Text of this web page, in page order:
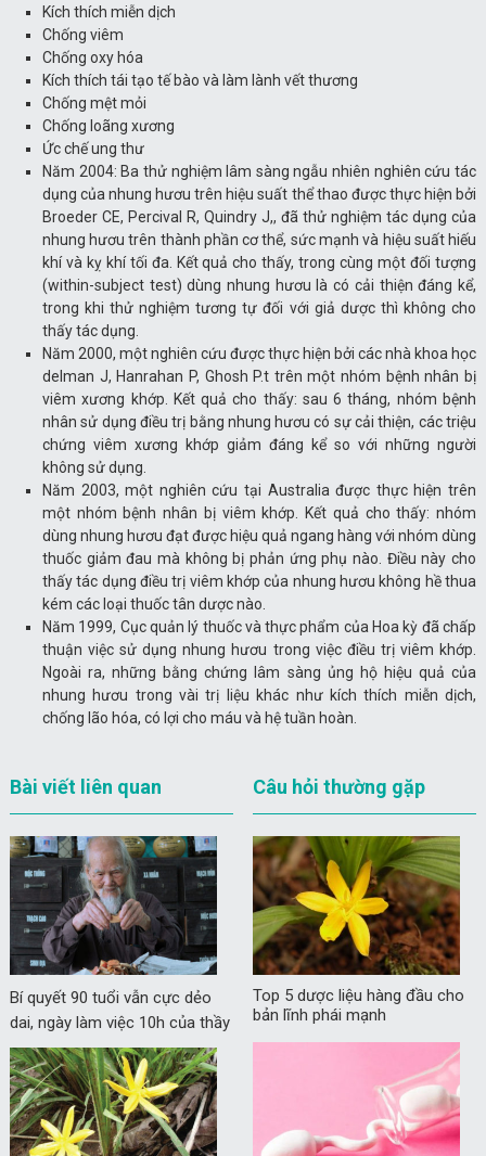
Kích thích miễn dịch
Chống viêm
Chống oxy hóa
Kích thích tái tạo tế bào và làm lành vết thương
Chống mệt mỏi
Chống loãng xương
Ức chế ung thư
Năm 2004: Ba thử nghiệm lâm sàng ngẫu nhiên nghiên cứu tác
dụng của nhung hươu trên hiệu suất thể thao được thực hiện bởi
Broeder CE, Percival R, Quindry J,, đã thử nghiệm tác dụng của
nhung hươu trên thành phần cơ thể, sức mạnh và hiệu suất hiếu
khí và kỵ khí tối đa. Kết quả cho thấy, trong cùng một đối tượng
(within-subject test) dùng nhung hươu là có cải thiện đáng kể,
trong khi thử nghiệm tương tự đối với giả dược thì không cho
thấy tác dụng.
Năm 2000, một nghiên cứu được thực hiện bởi các nhà khoa học
delman J, Hanrahan P, Ghosh P.t trên một nhóm bệnh nhân bị
viêm xương khớp. Kết quả cho thấy: sau 6 tháng, nhóm bệnh
nhân sử dụng điều trị bằng nhung hươu có sự cải thiện, các triệu
chứng viêm xương khớp giảm đáng kể so với những người
không sử dụng.
Năm 2003, một nghiên cứu tại Australia được thực hiện trên
một nhóm bệnh nhân bị viêm khớp. Kết quả cho thấy: nhóm
dùng nhung hươu đạt được hiệu quả ngang hàng với nhóm dùng
thuốc giảm đau mà không bị phản ứng phụ nào. Điều này cho
thấy tác dụng điều trị viêm khớp của nhung hươu không hề thua
kém các loại thuốc tân dược nào.
Năm 1999, Cục quản lý thuốc và thực phẩm của Hoa kỳ đã chấp
thuận việc sử dụng nhung hươu trong việc điều trị viêm khớp.
Ngoài ra, những bằng chứng lâm sàng ủng hộ hiệu quả của
nhung hươu trong vài trị liệu khác như kích thích miễn dịch,
chống lão hóa, có lợi cho máu và hệ tuần hoàn.
Bài viết liên quan
Bí quyết 90 tuổi vẫn cực dẻo
dai, ngày làm việc 10h của thầy
thuốc Tuyền
Câu hỏi thường gặp
Top 5 dược liệu hàng đầu cho
bản lĩnh phái mạnh